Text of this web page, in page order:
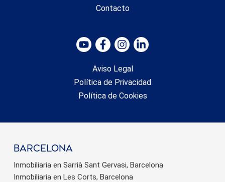
Contacto
Aviso Legal
Política de Privacidad
Política de Cookies
barcelona
Inmobiliaria en Sarrià Sant Gervasi, Barcelona
Inmobiliaria en Les Corts, Barcelona